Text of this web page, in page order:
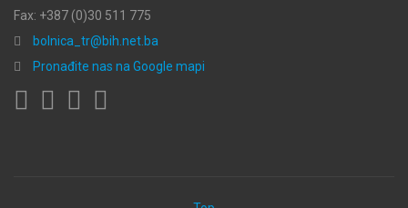
Fax: +387 (0)30 511 775
bolnica_tr@bih.net.ba
Pronađite nas na Google mapi